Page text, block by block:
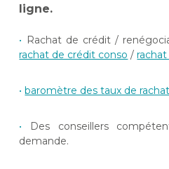
ligne.
Rachat de crédit /
rachat de crédit conso /
baromètre des taux de
Des conseillers
demande.